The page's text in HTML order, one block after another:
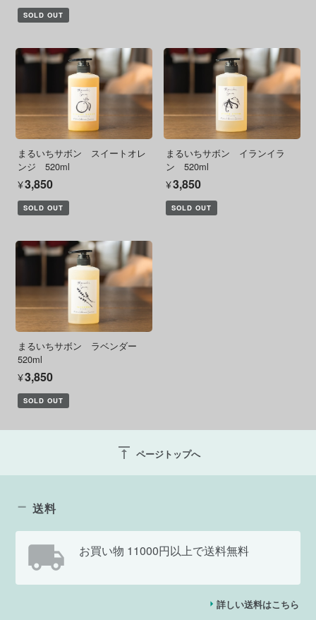
SOLD OUT
まるいちサボン スイートオレ
ンジ 520ml
¥3,850
SOLD OUT
まるいちサボン イランイラ
ン 520ml
¥3,850
SOLD OUT
まるいちサボン ラベンダー
520ml
¥3,850
SOLD OUT
vertical_align_top ページトップへ
送料
お買い物 11000円以上で送料無料
詳しい送料はこちら